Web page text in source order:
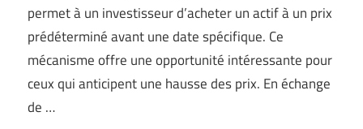
permet à un investisseur d’acheter un actif à un prix
prédéterminé avant une date spécifique. Ce
mécanisme offre une opportunité intéressante pour
ceux qui anticipent une hausse des prix. En échange
de …